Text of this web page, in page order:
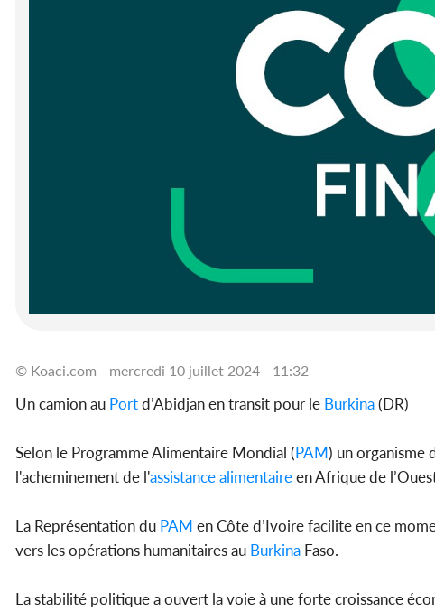
© Koaci.com - mercredi 10 juillet 2024 - 11:32
Un camion au Portd’Abidjan en transit pour le Burkina(DR)
Selon le Programme Alimentaire Mondial (PAM) un organisme
l'acheminement de l'assistancealimentaireen Afrique de
La Représentation du PAM en Côte d’Ivoire facilite en ce
vers les opérations humanitaires au Burkina Faso.
La stabilité politique a ouvert la voie à une forte croissance